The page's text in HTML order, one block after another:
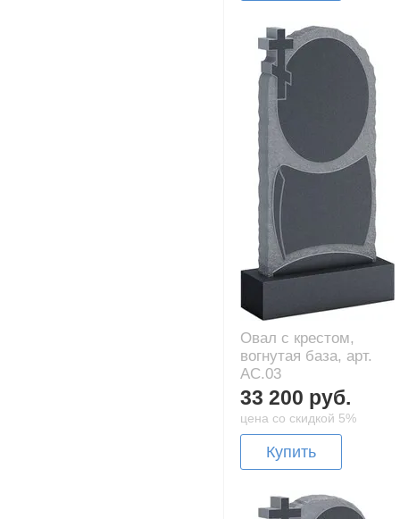
Овал с крестом,
вогнутая база, арт.
AC.03
33 200 руб.
цена со скидкой 5%
Купить